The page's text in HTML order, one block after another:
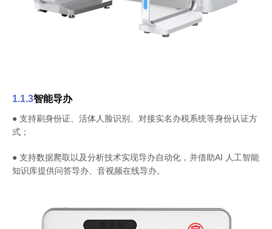
1.1.3智能导办
● 支持刷身份证、活体人脸识别、对接实名办税系统等身份认证方
式；
● 支持数据爬取以及分析技术实现导办自动化，并借助AI 人工智能
知识库提供问答导办、音视频在线导办。